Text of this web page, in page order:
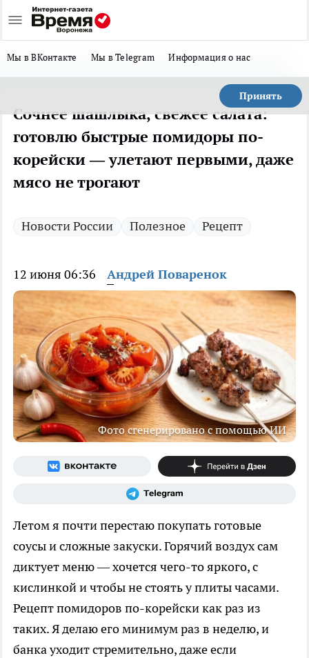
Мы в ВКонтакте Мы в Telegram Информация о нас
Принять
Сочнее шашлыка, свежее салата:
готовлю быстрые помидоры по-
корейски — улетают первыми, даже
мясо не трогают
Новости России Полезное Рецепт
12 июня 06:36 Андрей Поваренок
Фото сгенерировано с помощью ИИ
Летом я почти перестаю покупать готовые
соусы и сложные закуски. Горячий воздух сам
диктует меню — хочется чего-то яркого, с
кислинкой и чтобы не стоять у плиты часами.
Рецепт помидоров по-корейски как раз из
таких. Я делаю его минимум раз в неделю, и
банка уходит стремительно, даже если